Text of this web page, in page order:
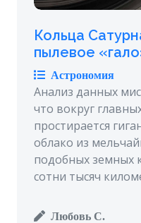
Кольца
пылевое
Астрономия
Анализ данных
что вокруг
простирается
облако из
подобных земных
сотни тысяч
Любовь С.